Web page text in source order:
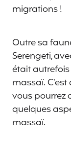
migrations !
Outre sa
Serengeti,
était
massaï.
vous pourrez
quelques
massaï.